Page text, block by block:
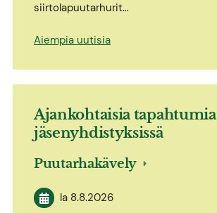
siirtolapuutarhurit…
Aiempia uutisia
Ajankohtaisia tapahtumia
jäsenyhdistyksissä
Puutarhakävely
la 8.8.2026